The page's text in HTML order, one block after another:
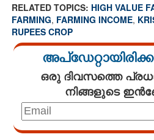
RELATED TOPICS: HIGH VALUE
FARMING, FARMING INCOME,
RUPEES CROP
ഒരു ദിവസത്തെ
നിങ്ങളുടെ